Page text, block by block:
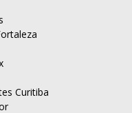
Curitiba